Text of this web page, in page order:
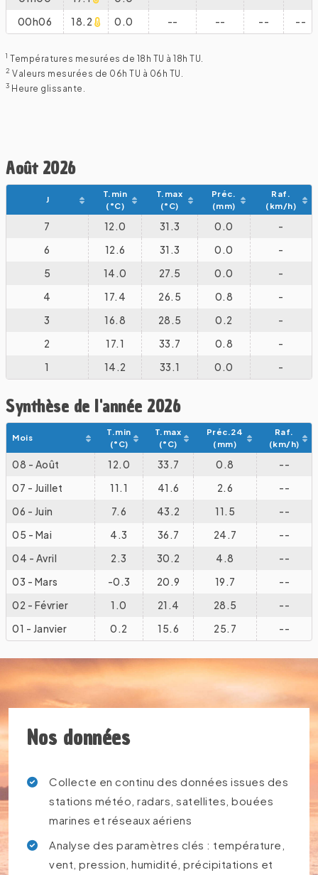
00h06
18.2 0.0 -- -- -- --
1 Températures mesurées de 18h TU à 18h TU.
2 Valeurs mesurées de 06h TU à 06h TU.
3 Heure glissante.
Août 2026
J
T.min
(°C)
T.max
(°C)
Préc.
(mm)
Raf.
(km/h)
7 12.0 31.3 0.0
-
6
12.6 31.3 0.0
-
5
14.0 27.5 0.0
-
4
17.4 26.5 0.8
-
3
16.8 28.5 0.2
-
2
17.1 33.7 0.8
-
1
14.2 33.1 0.0 -
Synthèse de l'année 2026
Mois
T.min
(°C)
T.max
(°C)
Préc.24
(mm)
Raf.
(km/h)
08 - Août 12.0 33.7 0.8
--
07 - Juillet
11.1 41.6 2.6
--
06 - Juin
7.6 43.2 11.5
--
05 - Mai
4.3 36.7 24.7
--
04 - Avril
2.3 30.2 4.8
--
03 - Mars
-0.3 20.9 19.7
--
02 - Février
1.0 21.4 28.5
--
01 - Janvier
0.2 15.6 25.7 --
Nos données
Collecte en continu des données issues des
stations météo, radars, satellites, bouées
marines et réseaux aériens
Analyse des paramètres clés : température,
vent, pression, humidité, précipitations et